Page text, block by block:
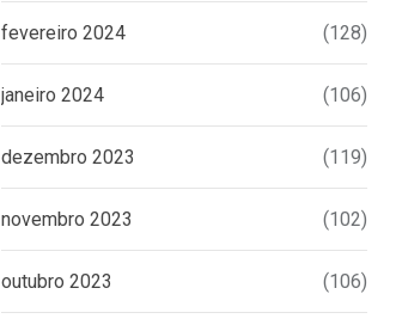
fevereiro 2024 (128)
janeiro 2024 (106)
dezembro 2023 (119)
novembro 2023 (102)
outubro 2023 (106)